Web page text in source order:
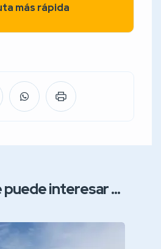
más rápida
puede interesar ...